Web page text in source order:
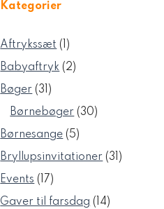
Kategorier
Aftrykssæt 11
vare
Babyaftryk 22
Bøger 3131
varer
Børnebøger 3030
Børnesange 55
varer
Bryllupsinvitationer 3131
Events 1717
varer
Gaver til farsdag 1414